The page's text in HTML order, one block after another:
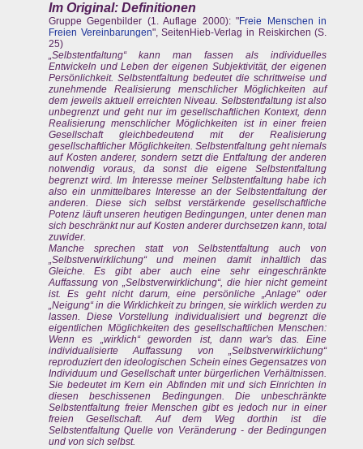
Im Original: Definitionen
Gruppe Gegenbilder (1. Auflage 2000): "Freie Menschen in
Freien Vereinbarungen", SeitenHieb-Verlag in Reiskirchen (S.
25)
„Selbstentfaltung“ kann man fassen als individuelles
Entwickeln und Leben der eigenen Subjektivität, der eigenen
Persönlichkeit. Selbstentfaltung bedeutet die schrittweise und
zunehmende Realisierung menschlicher Möglichkeiten auf
dem jeweils aktuell erreichten Niveau. Selbstentfaltung ist also
unbegrenzt und geht nur im gesellschaftlichen Kontext, denn
Realisierung menschlicher Möglichkeiten ist in einer freien
Gesellschaft gleichbedeutend mit der Realisierung
gesellschaftlicher Möglichkeiten. Selbstentfaltung geht niemals
auf Kosten anderer, sondern setzt die Entfaltung der anderen
notwendig voraus, da sonst die eigene Selbstentfaltung
begrenzt wird. Im Interesse meiner Selbstentfaltung habe ich
also ein unmittelbares Interesse an der Selbstentfaltung der
anderen. Diese sich selbst verstärkende gesellschaftliche
Potenz läuft unseren heutigen Bedingungen, unter denen man
sich beschränkt nur auf Kosten anderer durchsetzen kann, total
zuwider.
Manche sprechen statt von Selbstentfaltung auch von
„Selbstverwirklichung“ und meinen damit inhaltlich das
Gleiche. Es gibt aber auch eine sehr eingeschränkte
Auffassung von „Selbstverwirklichung“, die hier nicht gemeint
ist. Es geht nicht darum, eine persönliche „Anlage“ oder
„Neigung“ in die Wirklichkeit zu bringen, sie wirklich werden zu
lassen. Diese Vorstellung individualisiert und begrenzt die
eigentlichen Möglichkeiten des gesellschaftlichen Menschen:
Wenn es „wirklich“ geworden ist, dann war's das. Eine
individualisierte Auffassung von „Selbstverwirklichung“
reproduziert den ideologischen Schein eines Gegensatzes von
Individuum und Gesellschaft unter bürgerlichen Verhältnissen.
Sie bedeutet im Kern ein Abfinden mit und sich Einrichten in
diesen beschissenen Bedingungen. Die unbeschränkte
Selbstentfaltung freier Menschen gibt es jedoch nur in einer
freien Gesellschaft. Auf dem Weg dorthin ist die
Selbstentfaltung Quelle von Veränderung - der Bedingungen
und von sich selbst.